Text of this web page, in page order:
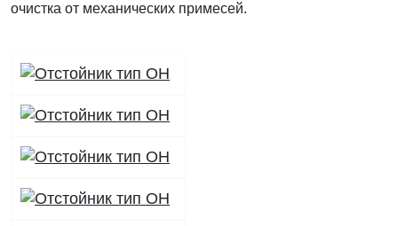
очистка от механических примесей.